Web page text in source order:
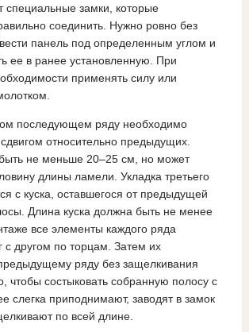
специальные замки, которые
соединить. Нужно ровно без
панель под определенным углом и
ее в ранее установленную. При
применять силу или
последующем ряду необходимо
относительно предыдущих.
не меньше 20–25 см, но может
длины ламели. Укладка третьего
с куска, оставшегося от предыдущей
Длина куска должна быть не менее
все элементы каждого ряда
с другом по торцам. Затем их
ряду без защелкивания
чтобы состыковать собранную полосу с
слегка приподнимают, заводят в замок
по всей длине.